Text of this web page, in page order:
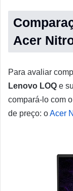
Acer
Para avaliar
Lenovo LOQ e
compará-lo com
de preço: oAcer